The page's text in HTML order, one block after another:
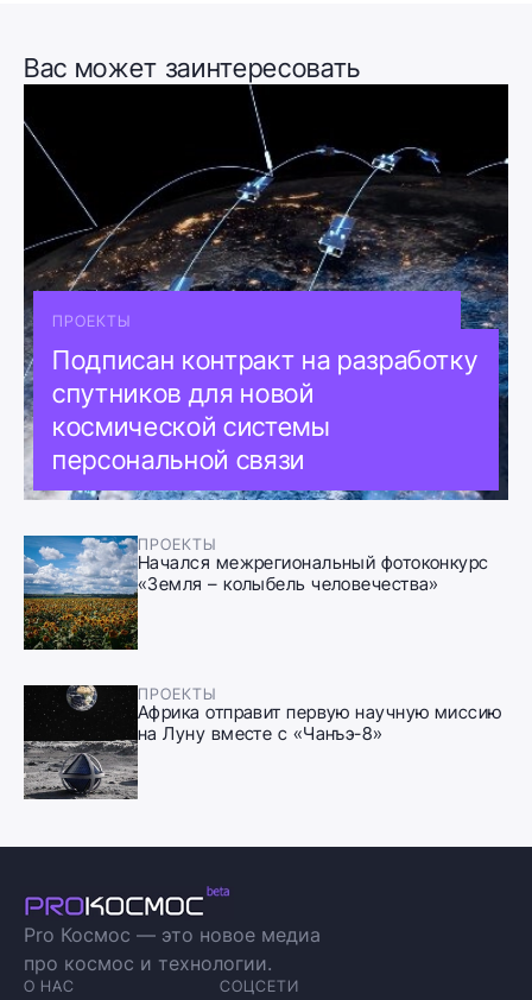
Вас может заинтересовать
ПРОЕКТЫ
Подписан контракт на разработку
спутников для новой
космической системы
персональной связи
ПРОЕКТЫ
Начался межрегиональный фотоконкурс
«Земля – колыбель человечества»
ПРОЕКТЫ
Африка отправит первую научную миссию
на Луну вместе с «Чанъэ-8»
Pro Космос — это новое медиа
про космос и технологии.
О НАС СОЦСЕТИ